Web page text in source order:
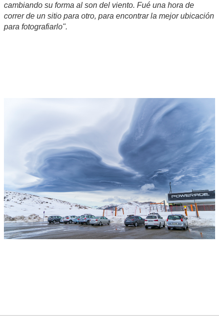
cambiando su forma al son del viento. Fué una hora de
correr de un sitio para otro, para encontrar la mejor ubicación
para fotografiarlo".